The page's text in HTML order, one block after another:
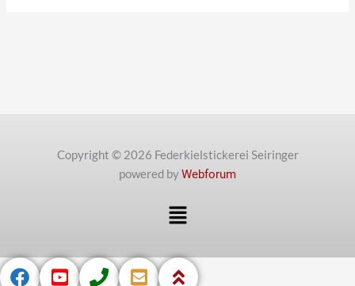
Copyright © 2026 Federkielstickerei Seiringer
powered byWebforum
Menü